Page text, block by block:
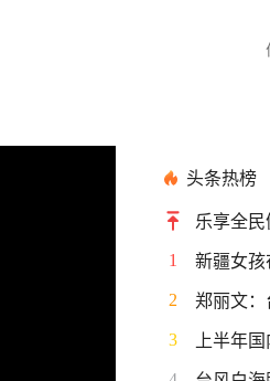
头条热榜
乐享全
1 新疆女
2 郑丽文：
3 上半年